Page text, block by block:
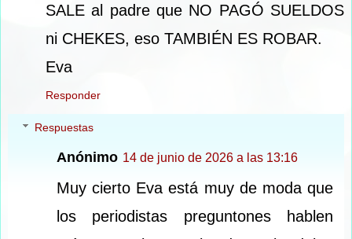
SALE al padre que NO PAGÓ SUELDOS
ni CHEKES, eso TAMBIÉN ES ROBAR.
Eva
Responder
Respuestas
Anónimo 14 de junio de 2026 a las 13:16
Muy cierto Eva está muy de moda que
los periodistas preguntones hablen